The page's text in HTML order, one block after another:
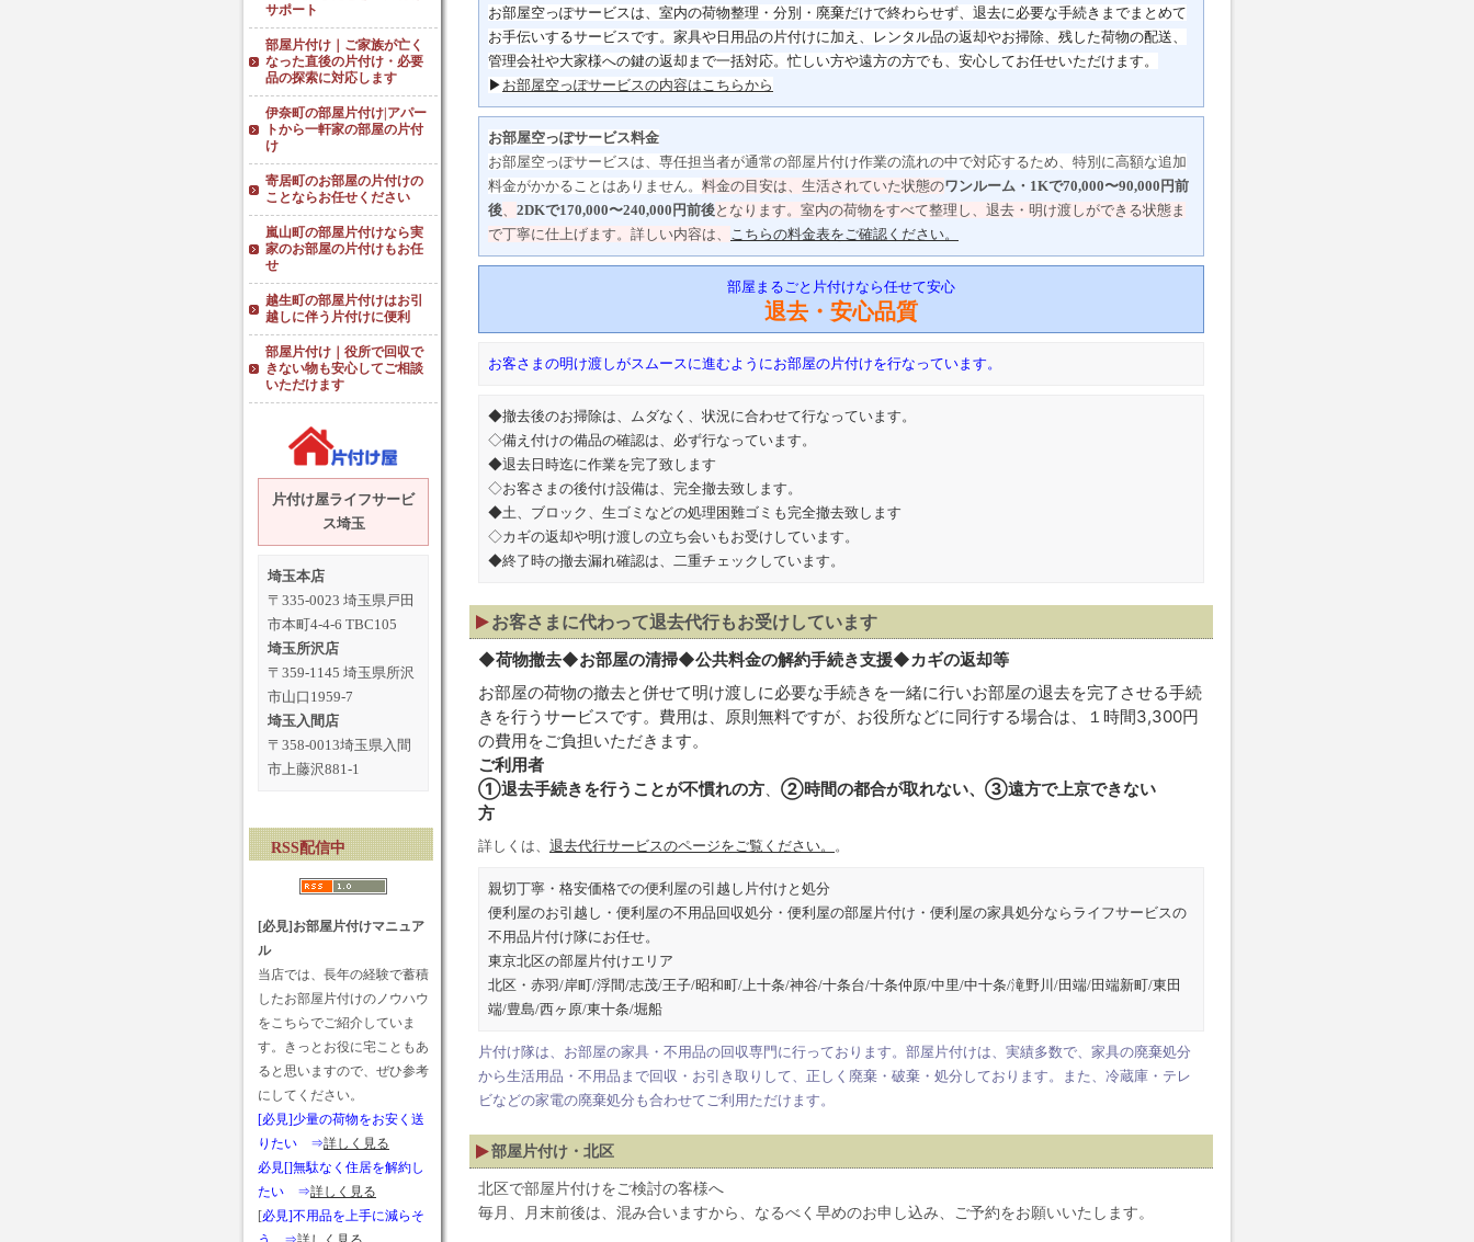
サポート
部屋片付け｜ご家族が亡く
なった直後の片付け・必要
品の探索に対応します
伊奈町の部屋片付け|アパー
トから一軒家の部屋の片付
け
寄居町のお部屋の片付けの
ことならお任せください
嵐山町の部屋片付けなら実
家のお部屋の片付けもお任
せ
越生町の部屋片付けはお引
越しに伴う片付けに便利
部屋片付け｜役所で回収で
きない物も安心してご相談
いただけます
片付け屋ライフサービ
ス埼玉
埼玉本店
〒335-0023 埼玉県戸田
市本町4-4-6 TBC105
埼玉所沢店
〒359-1145 埼玉県所沢
市山口1959-7
埼玉入間店
〒358-0013埼玉県入間
市上藤沢881-1
RSS配信中
[必見]お部屋片付けマニュア
ル
当店では、長年の経験で蓄積
したお部屋片付けのノウハウ
をこちらでご紹介していま
す。きっとお役に宅こともあ
ると思いますので、ぜひ参考
にしてください。
[必見]少量の荷物をお安く送
りたい ⇒詳しく見る
必見[]無駄なく住居を解約し
たい ⇒詳しく見る
[必見]不用品を上手に減らそ
お部屋空っぽサービスは、室内の荷物整理・分別・ 廃棄だけで終わらせず、 退去に必要な手続きまでまとめて
お手伝いするサービスです。 家具や日用品の片付けに加え、レンタル品の返却やお掃除、 残した荷物の配送、
管理会社や大家様への鍵の返却まで一括対応。忙しい方や遠方の方でも、安心してお任せいただけます。
▶ お部屋空っぽサービスの内容はこちらから
お部屋空っぽサービス料金
お部屋空っぽサービスは、専任担当者が通常の部屋片付け作業の流れの中で対応するため、特別に高額な追加
料金がかかることはありません。 料金の目安は、生活されていた状態のワンルーム・1Kで70,000〜90,000円前
後、 2DKで170,000〜240,000円前後となります。 室内の荷物をすべて整理し、退去・明け渡しができる状態ま
で丁寧に仕上げます。詳しい内容は、 こちらの料金表をご確認ください。
部屋まるごと片付けなら任せて安心
退去・安心品質
お客さまの明け渡しがスムースに進むようにお部屋の片付けを行なっています。
◆撤去後のお掃除は、ムダなく、状況に合わせて行なっています。
◇備え付けの備品の確認は、必ず行なっています。
◆退去日時迄に作業を完了致します
◇お客さまの後付け設備は、完全撤去致します。
◆土、ブロック、生ゴミなどの処理困難ゴミも完全撤去致します
◇カギの返却や明け渡しの立ち会いもお受けしています。
◆終了時の撤去漏れ確認は、二重チェックしています。
お客さまに代わって退去代行もお受けしています
◆荷物撤去◆お部屋の清掃◆公共料金の解約手続き支援◆カギの返却等
お部屋の荷物の撤去と併せて明け渡しに必要な手続きを一緒に行いお部屋の退去を完了させる手続
きを行うサービスです。費用は、原則無料ですが、お役所などに同行する場合は、１時間3,300円
の費用をご負担いただきます。
ご利用者
①退去手続きを行うことが不慣れの方、 ②時間の都合が取れない、③遠方で上京できない
方
詳しくは、 退去代行サービスのページをご覧ください。 。
親切丁寧・格安価格での便利屋の引越し片付けと処分
便利屋のお引越し・便利屋の不用品回収処分・便利屋の部屋片付け・便利屋の家具処分ならライフサービスの
不用品片付け隊にお任せ。
東京北区の部屋片付けエリア
北区・赤羽/岸町/浮間/志茂/王子/昭和町/上十条/神谷/十条台/十条仲原/中里/中十条/滝野川/田端/田端新町/東田
端/豊島/西ヶ原/東十条/堀船
片付け隊は、お部屋の家具・不用品の回収専門に行っております。部屋片付けは、実績多数で、家具の廃棄処分
から生活用品・不用品まで回収・お引き取りして、正しく廃棄・破棄・処分しております。また、冷蔵庫・テレ
ビなどの家電の廃棄処分も合わせてご利用ただけます。
部屋片付け・北区
北区で部屋片付けをご検討の客様へ
毎月、月末前後は、混み合いますから、なるべく早めのお申し込み、ご予約をお願いいたします。